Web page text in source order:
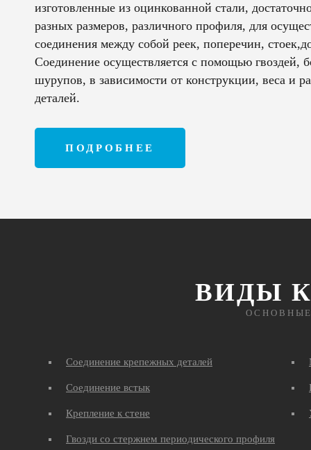
изготовленные из оцинкованной стали,
разных размеров, различного профиля, для
соединения между собой реек, поперечин,
Соединение осуществляется с помощью гвоздей,
шурупов, в зависимости от конструкции, веса и
деталей.
ПОДРОБНЕЕ
ВИДЫ
Соединение крепежных деталей
Соединение встык
Крепление к стене
Гвозди со стержнем периодического профиля